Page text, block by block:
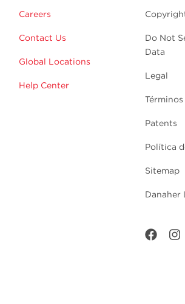
Careers
Contact Us
Global Locations
Help Center
Do Not
Data
Legal
Patents
Política
Sitemap
Danaher